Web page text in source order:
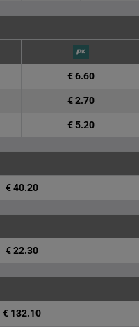
€ 6.60
€ 2.70
€ 5.20
€ 40.20
€ 22.30
€ 132.10